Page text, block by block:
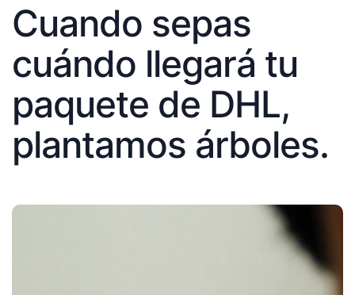
Cuando sepas
cuándo llegará tu
paquete de DHL,
plantamos árboles.